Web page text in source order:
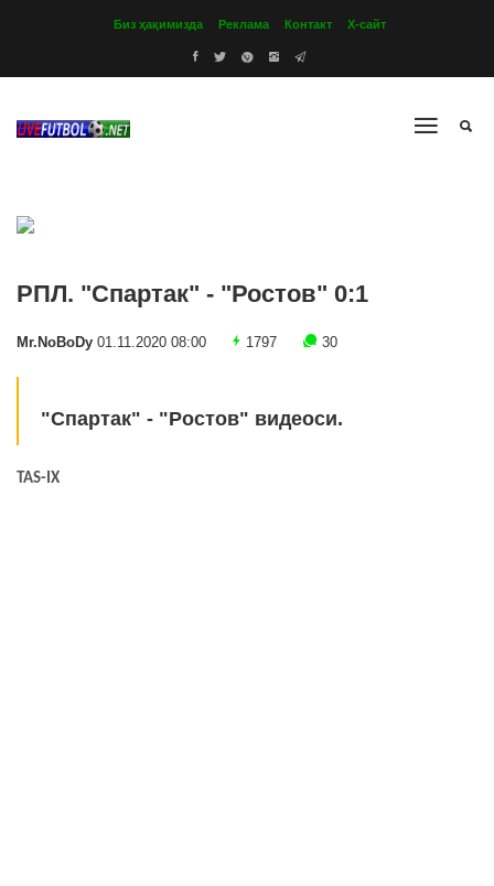
Биз ҳақимизда Реклама Контакт Х-сайт
РПЛ. "Спартак" - "Ростов" 0:1
Mr.NoBoDy 01.11.2020 08:00 1797 30
"Спартак" - "Ростов" видеоси.
TAS-IX